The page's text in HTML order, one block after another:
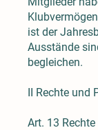
ist der
Ausstände
begleichen.
II Rechte und
Art. 13 Rechte